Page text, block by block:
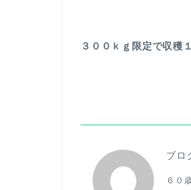
３００ｋｇ限定で収穫
ブロ
６０